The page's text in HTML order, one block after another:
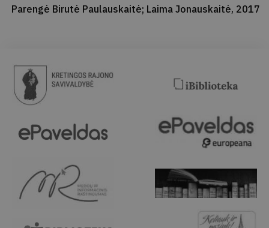
Parengė Birutė Paulauskaitė; Laima Jonauskaitė, 2017